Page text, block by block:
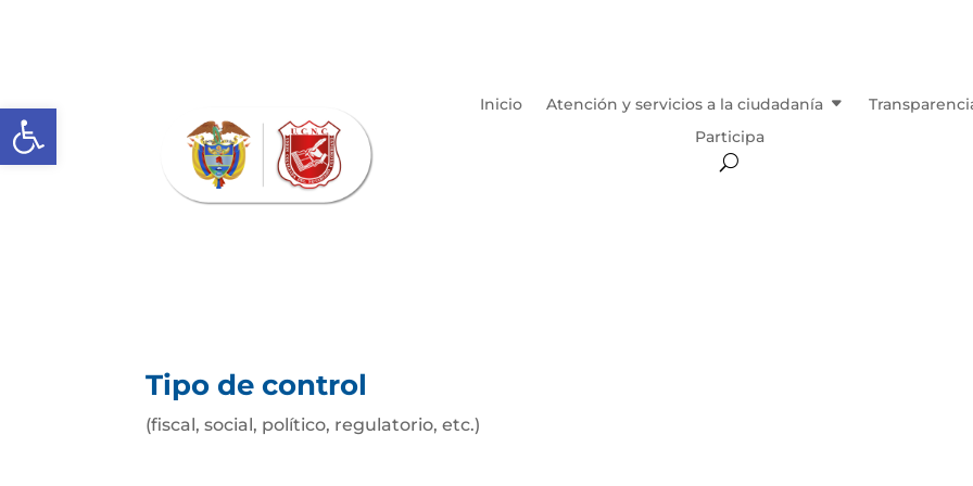
Abrir barra de herramientas Inicio Atención y servicios a la ciudadanía
Participa
Tipo de control
(fiscal, social, político, regulatorio, etc.)